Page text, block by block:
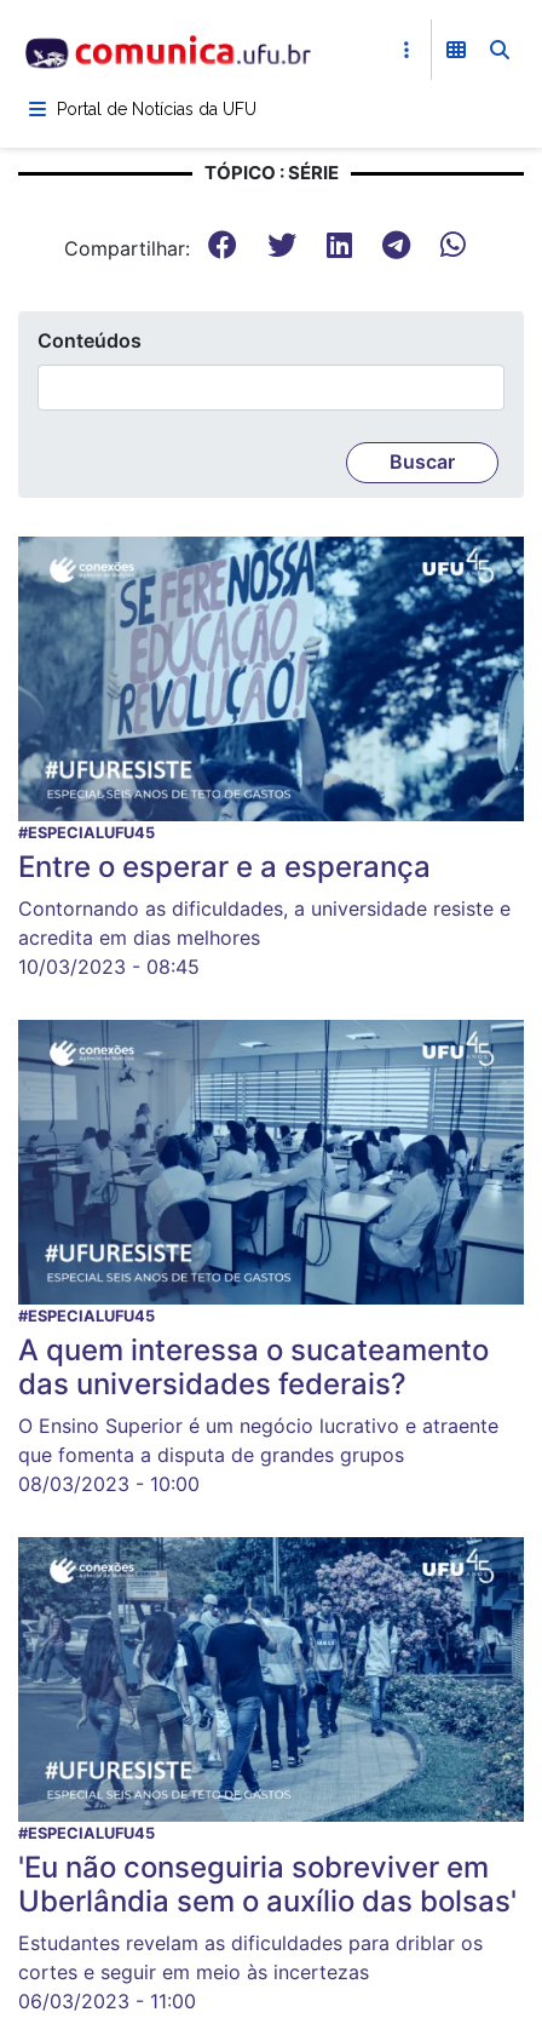
para
conteúdoPortal de Notícias da UFU
TÓPICO : SÉRIE
Compartilhar:
Conteúdos
#ESPECIALUFU45
Entre o esperar e a esperança
Contornando as dificuldades, a universidade resiste e
acredita em dias melhores
10/03/2023 - 08:45
#ESPECIALUFU45
A quem interessa o sucateamento
das universidades federais?
O Ensino Superior é um negócio lucrativo e atraente
que fomenta a disputa de grandes grupos
08/03/2023 - 10:00
#ESPECIALUFU45
'Eu não conseguiria sobreviver em
Uberlândia sem o auxílio das bolsas'
Estudantes revelam as dificuldades para driblar os
cortes e seguir em meio às incertezas
06/03/2023 - 11:00